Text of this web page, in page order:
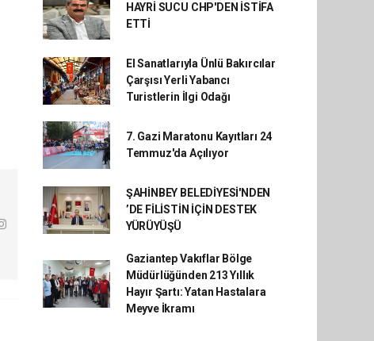
HAYRİ SUCU CHP'DEN İSTİFA
ETTİ
El Sanatlarıyla Ünlü Bakırcılar
Çarşısı Yerli Yabancı
Turistlerin İlgi Odağı
7. Gazi Maratonu Kayıtları 24
Temmuz'da Açılıyor
ŞAHİNBEY BELEDİYESİ'NDEN
’DE FİLİSTİN İÇİN DESTEK
YÜRÜYÜŞÜ
Gaziantep Vakıflar Bölge
Müdürlüğünden 213 Yıllık
Hayır Şartı: Yatan Hastalara
Meyve İkramı